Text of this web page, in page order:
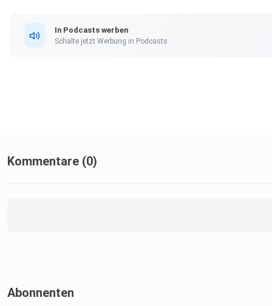
In Podcasts werben
Schalte jetzt Werbung in Podcasts.
Kommentare (0)
Abonnenten